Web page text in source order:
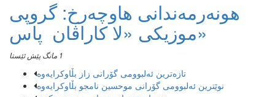
هونەرمەندانی هاوچەرخ: گروپی
موزیكی «لا كاراڤان پاس»
1 مانگ پێش ئێستا